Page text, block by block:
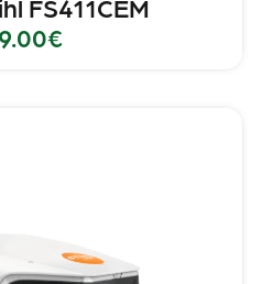
FS411CEM
€